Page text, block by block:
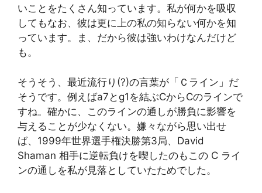
いことをたくさん知っています。私が何かを吸収
してもなお、彼は更に上の私の知らない何かを知
っています。ま、だから彼は強いわけなんだけど
も。
そうそう、最近流行り(?)の言葉が「Ｃライン」だ
そうです。例えばa7とg1を結ぶCからCのラインで
すね。確かに、このラインの通しが勝負に影響を
与えることが少なくない。嫌々ながら思い出せ
ば、1999年世界選手権決勝第3局、David
Shaman 相手に逆転負けを喫したのもこの C ライ
ンの通しを私が見落としていたためでした。